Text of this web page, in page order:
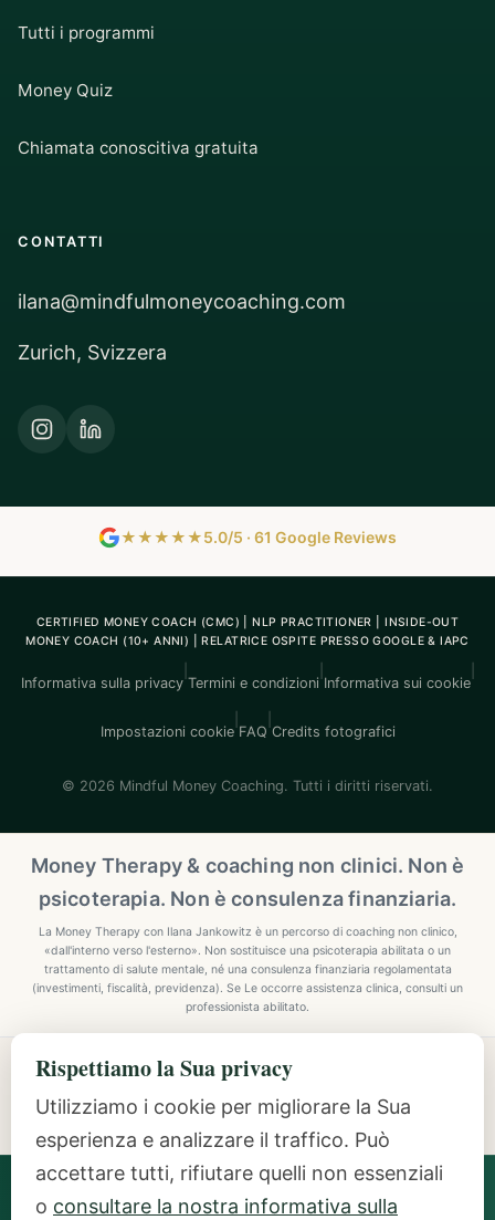
Tutti i programmi
Money Quiz
Chiamata conoscitiva gratuita
CONTATTI
ilana@mindfulmoneycoaching.com
Zurich, Svizzera
★★★★★5.0/5 · 61 Google Reviews
CERTIFIED MONEY COACH (CMC) | NLP PRACTITIONER | INSIDE-OUT
MONEY COACH (10+ ANNI) | RELATRICE OSPITE PRESSO GOOGLE & IAPC
Informativa sulla privacy Termini e condizioni Informativa sui cookie
Impostazioni cookie FAQ Credits fotografici
© 2026 Mindful Money Coaching. Tutti i diritti riservati.
Money Therapy & coaching non clinici. Non è
psicoterapia. Non è consulenza finanziaria.
La Money Therapy con Ilana Jankowitz è un percorso di coaching non clinico,
«dall'interno verso l'esterno». Non sostituisce una psicoterapia abilitata o un
trattamento di salute mentale, né una consulenza finanziaria regolamentata
(investimenti, fiscalità, previdenza). Se Le occorre assistenza clinica, consulti un
professionista abilitato.
Explore Mindful Money Coaching
Programmes, archetypes, the Inside-Out Method, and
resources.
Ilana Jankowitz· Certified Money Coach (CMC) · NLP
Practitioner · Inside-Out Money Coach (10+ Years) ·
Rispettiamo la Sua privacy
Utilizziamo i cookie per migliorare la Sua
esperienza e analizzare il traffico. Può
accettare tutti, rifiutare quelli non essenziali
o consultare la nostra informativa sulla